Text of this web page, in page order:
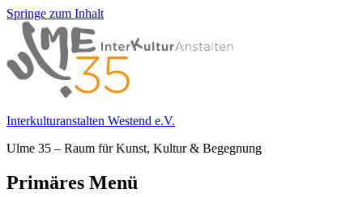
Springe zum Inhalt
Interkulturanstalten Westend e.V.
Ulme 35 – Raum für Kunst, Kultur & Begegnung
Primäres Menü